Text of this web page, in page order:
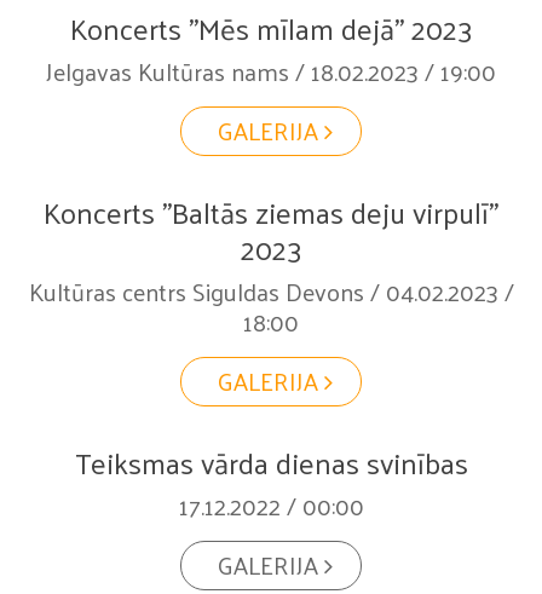
Koncerts "Mēs mīlam dejā" 2023
Jelgavas Kultūras nams / 18.02.2023 / 19:00
GALERIJA
Koncerts "Baltās ziemas deju virpulī"
2023
Kultūras centrs Siguldas Devons / 04.02.2023 /
18:00
GALERIJA
Teiksmas vārda dienas svinības
17.12.2022 / 00:00
GALERIJA